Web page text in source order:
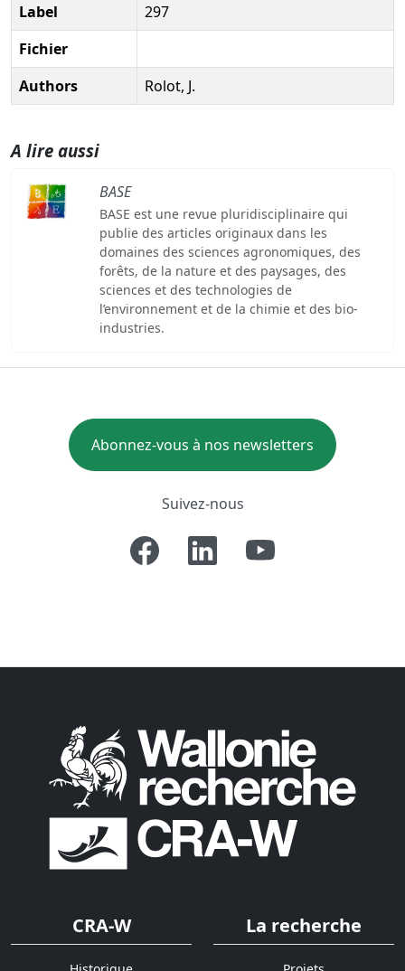
Label
297
Fichier
Authors
Rolot, J.
A lire aussi
BASE
BASE est une revue pluridisciplinaire qui
publie des articles originaux dans les
domaines des sciences agronomiques, des
forêts, de la nature et des paysages, des
sciences et des technologies de
l’environnement et de la chimie et des bio-
industries.
Abonnez-vous à nos newsletters
Suivez-nous
CRA-W La recherche